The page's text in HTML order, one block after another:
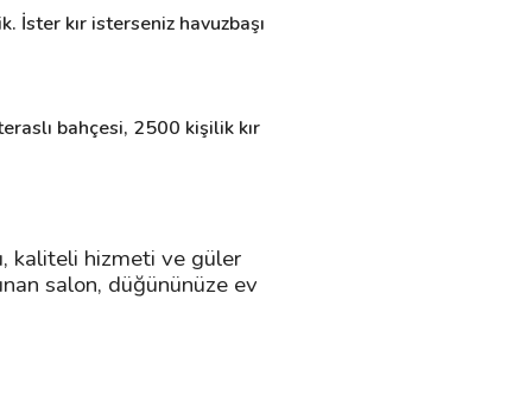
İster kır isterseniz havuzbaşı
bahçesi, 2500 kişilik kır
kaliteli hizmeti ve güler
salon, düğününüze ev